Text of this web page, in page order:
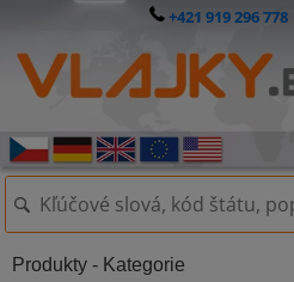
+421 919 296 778
Produkty - Kategorie